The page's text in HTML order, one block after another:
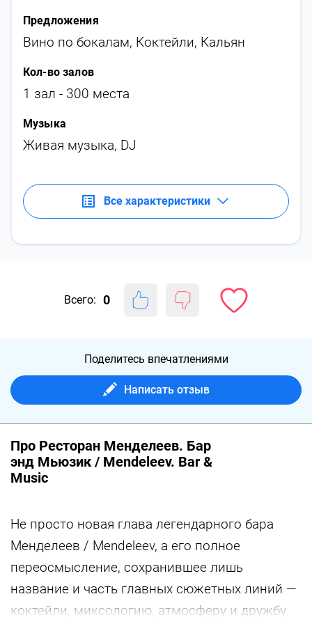
Предложения
Вино по бокалам, Коктейли, Кальян
Кол-во залов
1 зал - 300 места
Музыка
Живая музыка, DJ
Все характеристики
Всего: 0
Поделитесь впечатлениями
Написать отзыв
Про Ресторан Менделеев. Бар
энд Мьюзик / Mendeleev. Bar &
Music
Не просто новая глава легендарного бара
Менделеев / Mendeleev, а его полное
переосмысление, сохранившее лишь
название и часть главных сюжетных линий —
коктейли, миксологию, атмосферу и дружбу.